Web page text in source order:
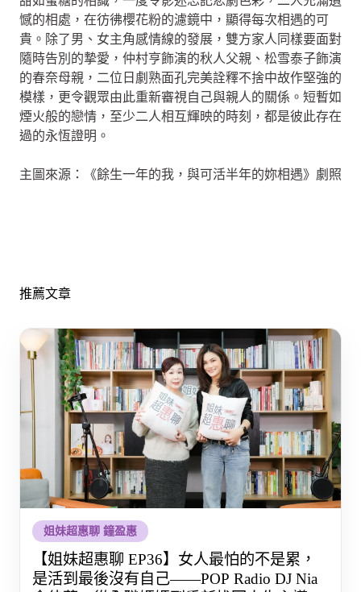
憾的相處，在彷彿櫻花粉的濾鏡中，顯得每次相遇的可
貴。除了男、女主角感情線的發展，雙方家人同樣要面對
隨時告別的摯愛，仲村亨飾演的秋人父親、松雪泰子飾演
的春奈母親，二位日劇熟面孔完美詮釋不捨中故作堅強的
模樣，更令觀眾由此重新審視自己與親人的關係。短暫如
煙火般的戀情，至少二人相互輝映的時刻，都是彼此存在
過的永恆證明。
主圖來源：《餘生一年的我，與可活半年的妳相遇》劇照
推薦文章
姐妹超惠聊 鐘盈惠
【姐妹超惠聊 EP36】女人最怕的不是累，
是活到最後沒有自己——POP Radio DJ Nia